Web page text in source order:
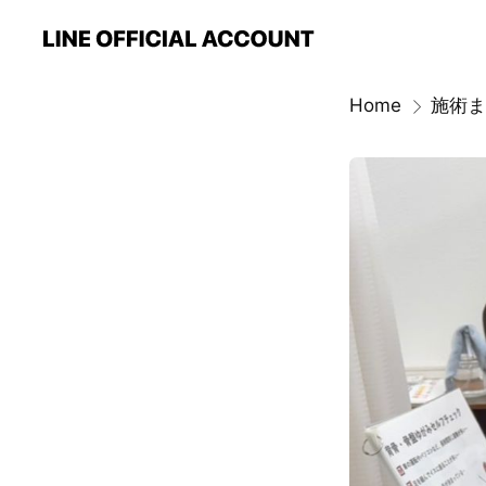
Home 施術